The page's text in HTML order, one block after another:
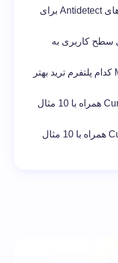
آشنایی با مرورگرهای Antidetect برای
سطح کاربری به
مقایسه MT4 و MT5 کدام پلتفرم ترید بهتر
هوش مصنوعی Cursor همراه با 10 مثال
هوش مصنوعی Cursor همراه با 10 مثال